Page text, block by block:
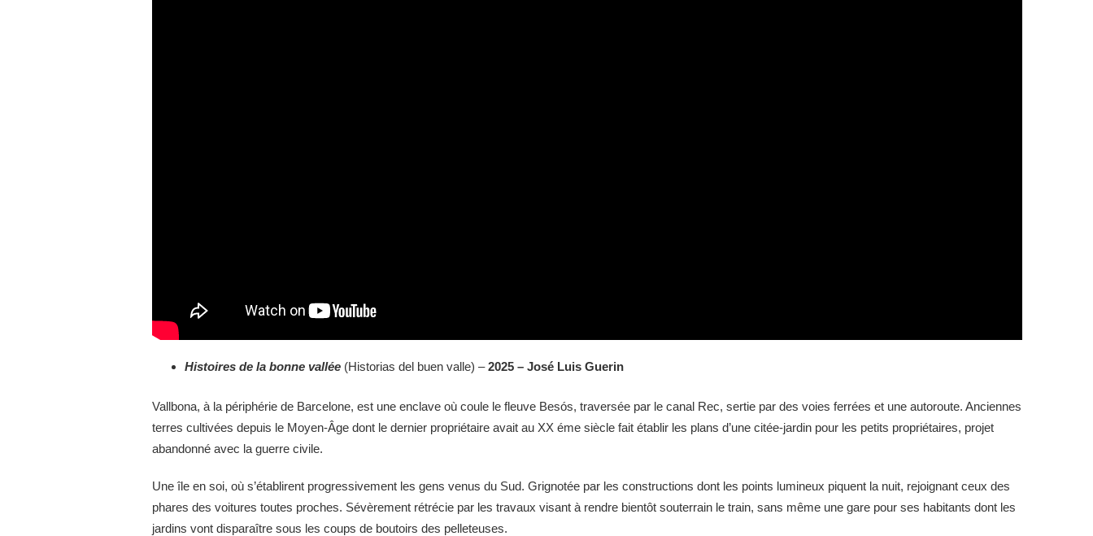
Histoires de la bonne vallée (Historias del buen valle) –2025 – José Luis Guerin
Vallbona, à la périphérie de Barcelone, est une enclave où coule le fleuve Besós, traversée par le canal Rec, sertie par des voies ferrées et une autoroute. Anciennes
terres cultivées depuis le Moyen-Âge dont le dernier propriétaire avait au XX éme siècle fait établir les plans d’une citée-jardin pour les petits propriétaires, projet
abandonné avec la guerre civile.
Une île en soi, où s’établirent progressivement les gens venus du Sud. Grignotée par les constructions dont les points lumineux piquent la nuit, rejoignant ceux des
phares des voitures toutes proches. Sévèrement rétrécie par les travaux visant à rendre bientôt souterrain le train, sans même une gare pour ses habitants dont les
jardins vont disparaître sous les coups de boutoirs des pelleteuses.